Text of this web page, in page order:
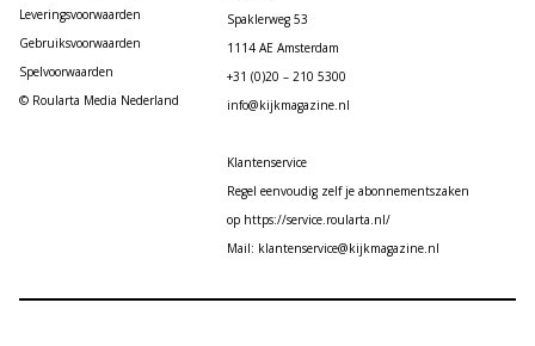
Leveringsvoorwaarden
Gebruiksvoorwaarden
Spelvoorwaarden
© Roularta Media Nederland
Spaklerweg 53
1114 AE Amsterdam
+31 (0)20 – 210 5300
info@kijkmagazine.nl
Klantenservice
Regel eenvoudig zelf je abonnementszaken
op https://service.roularta.nl/
Mail: klantenservice@kijkmagazine.nl